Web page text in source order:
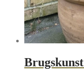
Brugskunst